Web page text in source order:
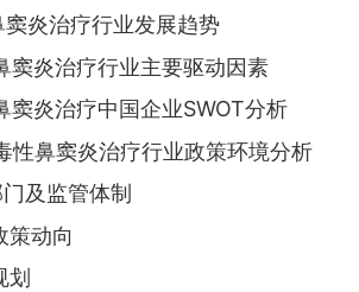
窦炎治疗行业发展趋势
窦炎治疗行业主要驱动因素
窦炎治疗中国企业SWOT分析
性鼻窦炎治疗行业政策环境分析
及监管体制
策动向
划